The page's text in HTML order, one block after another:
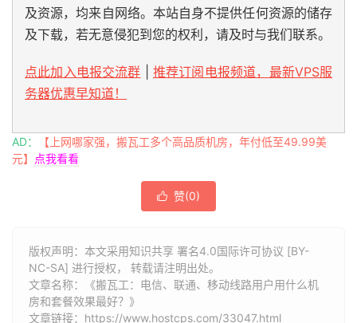
及资源，均来自网络。本站自身不提供任何资源的储存
及下载，若无意侵犯到您的权利，请及时与我们联系。
点此加入电报交流群
推荐订阅电报频道，最新VPS服
务器优惠早知道！
AD：
【上网哪家强，搬瓦工多个高品质机房，年付低至49.99美
元】
点我看看
 赞(0)
版权声明：本文采用知识共享 署名4.0国际许可协议 [BY-
NC-SA] 进行授权， 转载请注明出处。
文章名称：《搬瓦工：电信、联通、移动线路用户用什么机
房和套餐效果最好？》
文章链接： https://www.hostcps.com/33047.html